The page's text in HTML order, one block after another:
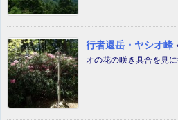
行者還岳・ヤシオ峰
オの花の咲き具合を見